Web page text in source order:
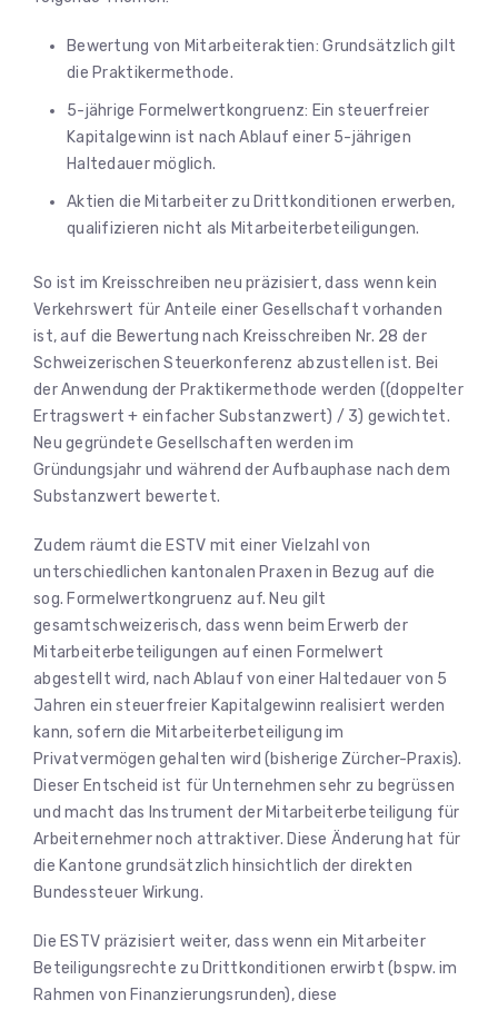
Bewertung von Mitarbeiteraktien: Grundsätzlich gilt
die Praktikermethode.
5-jährige Formelwertkongruenz: Ein steuerfreier
Kapitalgewinn ist nach Ablauf einer 5-jährigen
Haltedauer möglich.
Aktien die Mitarbeiter zu Drittkonditionen erwerben,
qualifizieren nicht als Mitarbeiterbeteiligungen.
So ist im Kreisschreiben neu präzisiert, dass wenn kein
Verkehrswert für Anteile einer Gesellschaft vorhanden
ist, auf die Bewertung nach Kreisschreiben Nr. 28 der
Schweizerischen Steuerkonferenz abzustellen ist. Bei
der Anwendung der Praktikermethode werden ((doppelter
Ertragswert + einfacher Substanzwert) / 3) gewichtet.
Neu gegründete Gesellschaften werden im
Gründungsjahr und während der Aufbauphase nach dem
Substanzwert bewertet.
Zudem räumt die ESTV mit einer Vielzahl von
unterschiedlichen kantonalen Praxen in Bezug auf die
sog. Formelwertkongruenz auf. Neu gilt
gesamtschweizerisch, dass wenn beim Erwerb der
Mitarbeiterbeteiligungen auf einen Formelwert
abgestellt wird, nach Ablauf von einer Haltedauer von 5
Jahren ein steuerfreier Kapitalgewinn realisiert werden
kann, sofern die Mitarbeiterbeteiligung im
Privatvermögen gehalten wird (bisherige Zürcher-Praxis).
Dieser Entscheid ist für Unternehmen sehr zu begrüssen
und macht das Instrument der Mitarbeiterbeteiligung für
Arbeiternehmer noch attraktiver. Diese Änderung hat für
die Kantone grundsätzlich hinsichtlich der direkten
Bundessteuer Wirkung.
Die ESTV präzisiert weiter, dass wenn ein Mitarbeiter
Beteiligungsrechte zu Drittkonditionen erwirbt (bspw. im
Rahmen von Finanzierungsrunden), diese